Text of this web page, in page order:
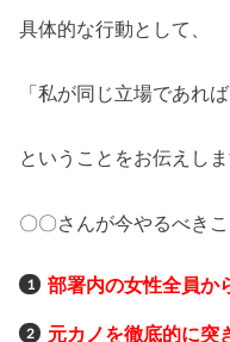
具体的な行動として、
「私が同じ立場であれ
ということをお伝えしま
〇〇さんが今やるべきこ
部署内の女性全員か
元カノを徹底的に突